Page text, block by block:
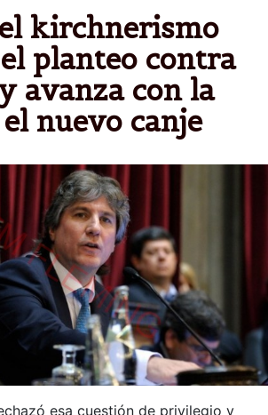
el kirchnerismo
planteo contra
avanza con la
nuevo canje
esa cuestión de privilegio y